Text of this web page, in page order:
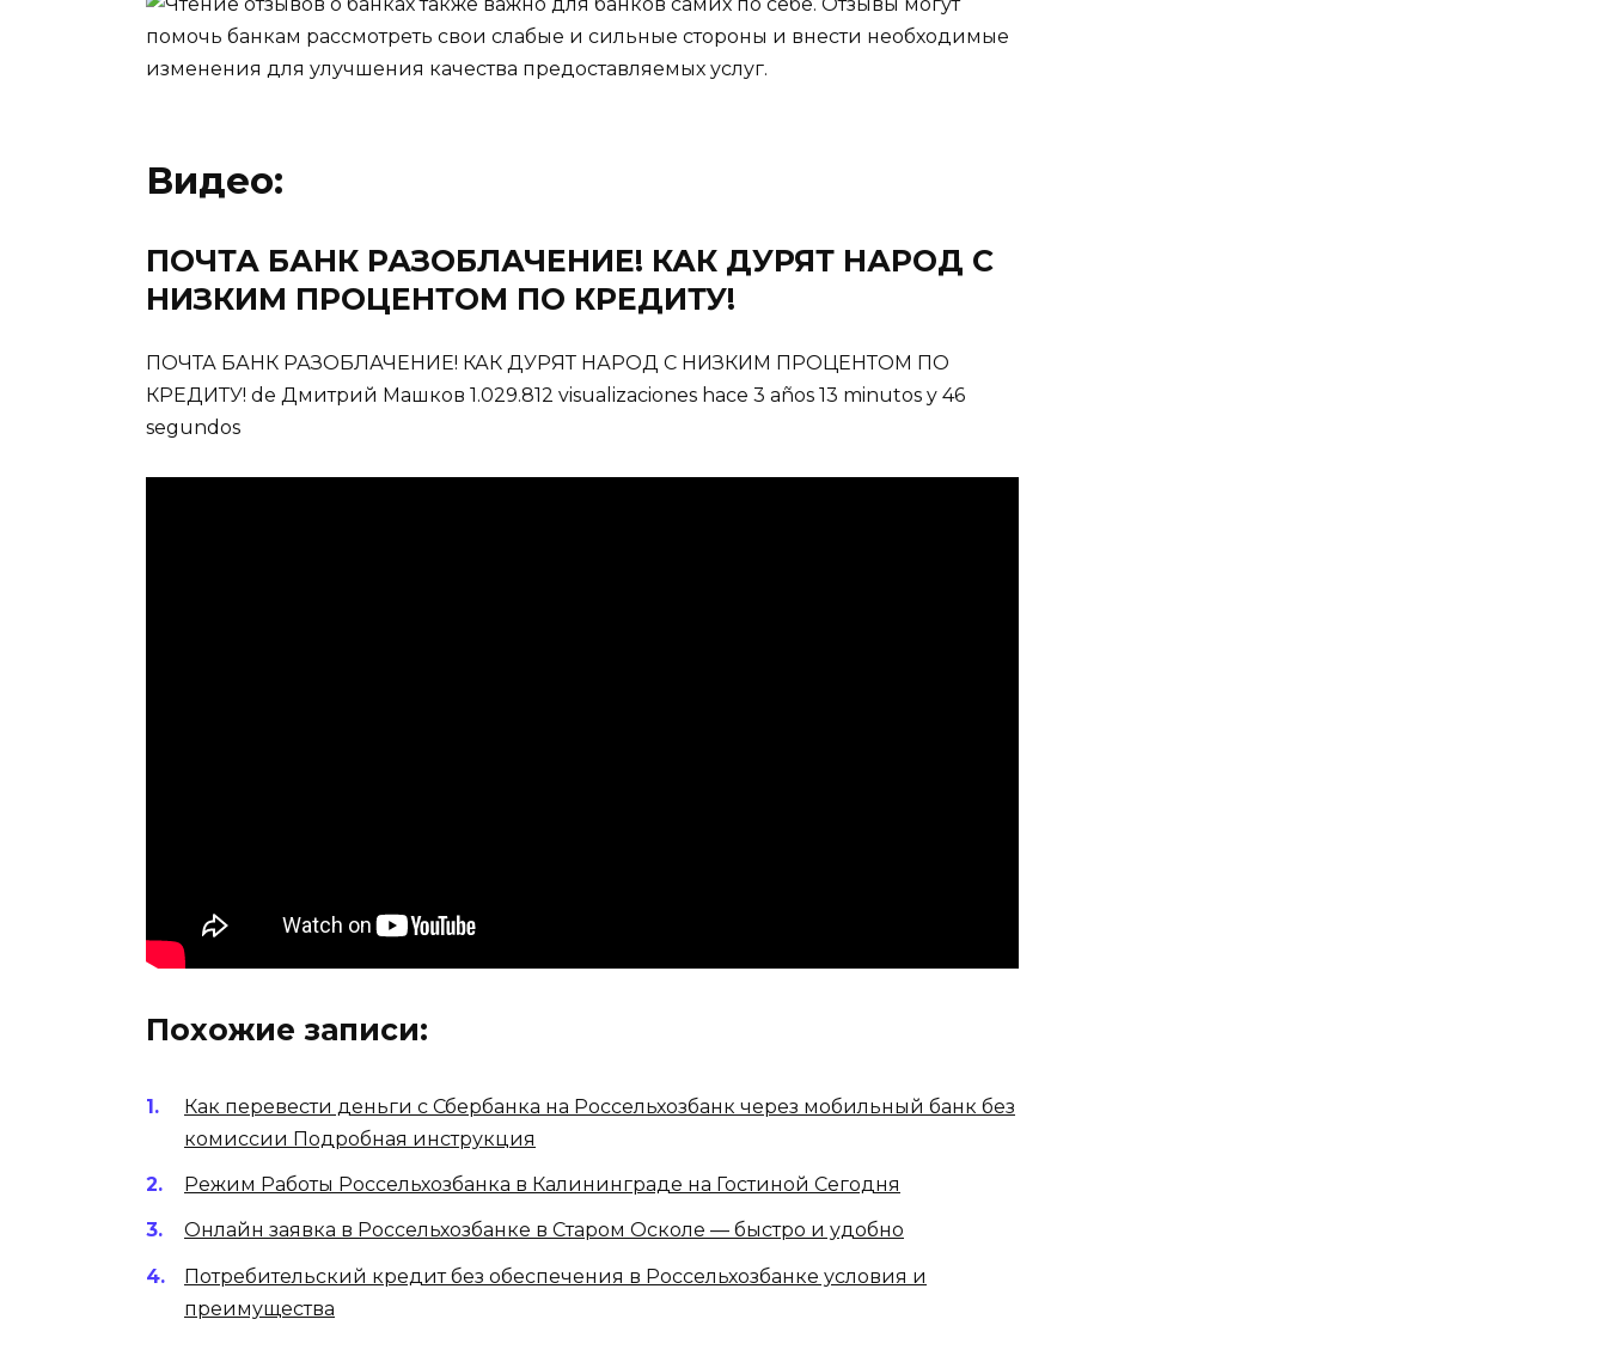
Видео:
ПОЧТА БАНК РАЗОБЛАЧЕНИЕ! КАК ДУРЯТ НАРОД С
НИЗКИМ ПРОЦЕНТОМ ПО КРЕДИТУ!
ПОЧТА БАНК РАЗОБЛАЧЕНИЕ! КАК ДУРЯТ НАРОД С НИЗКИМ ПРОЦЕНТОМ ПО
КРЕДИТУ! de Дмитрий Машков 1.029.812 visualizaciones hace 3 años 13 minutos y 46
segundos
Похожие записи:
Как перевести деньги с Сбербанка на Россельхозбанк через мобильный банк без
комиссии Подробная инструкция
Режим Работы Россельхозбанка в Калининграде на Гостиной Сегодня
Онлайн заявка в Россельхозбанке в Старом Осколе — быстро и удобно
Потребительский кредит без обеспечения в Россельхозбанке условия и
преимущества